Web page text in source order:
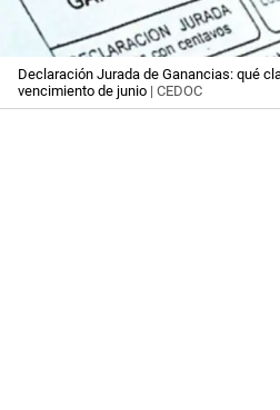
Declaración Jurada de Ganancias: qué
vencimiento de junio | CEDOC